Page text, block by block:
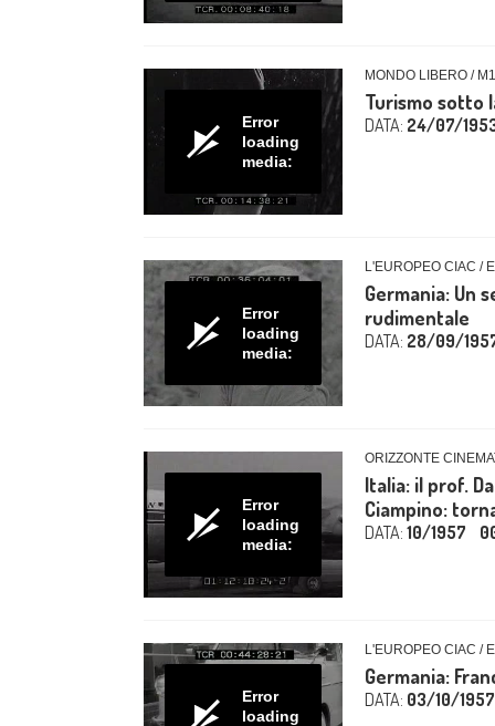
Error
loading
media:
MONDO LIBERO /
Turismo sotto
DATA: 24/07/
Error
loading
media:
L'EUROPEO CIAC /
Germania: Un
rudimentale
DATA: 28/09/
Error
loading
media:
ORIZZONTE
Italia: il prof.
Ciampino:
DATA: 10/1957
Error
loading
L'EUROPEO CIAC /
Germania:
DATA: 03/10/1957